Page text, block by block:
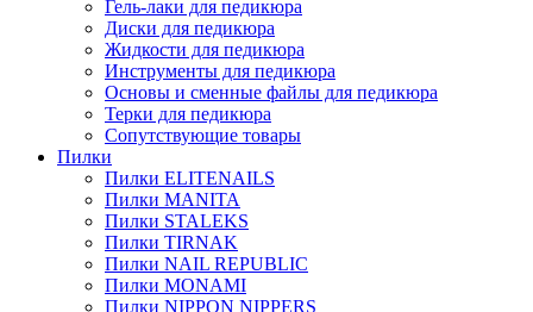
Гель-лаки для педикюра
Диски для педикюра
Жидкости для педикюра
Инструменты для педикюра
Основы и сменные файлы для педикюра
Терки для педикюра
Сопутствующие товары
Пилки
Пилки ELITENAILS
Пилки MANITA
Пилки STALEKS
Пилки TIRNAK
Пилки NAIL REPUBLIC
Пилки MONAMI
Пилки NIPPON NIPPERS